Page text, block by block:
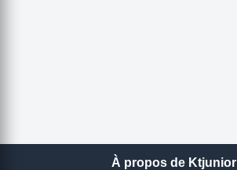
À propos de Ktjunior